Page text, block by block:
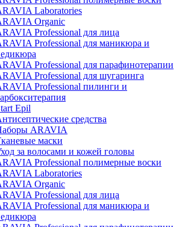
Laboratories
Organic
Professional для лица
Professional для маникюра и
Professional для парафинотерапии
Professional для шугаринга
Professional пилинги и
Epil
средства
ARAVIA
маски
за волосами и кожей головы
Professional полимерные воски
Laboratories
Organic
Professional для лица
Professional для маникюра и